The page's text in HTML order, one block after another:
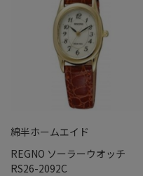
綿半ホームエイド
REGNO ソーラーウオッチ
RS26-2092C